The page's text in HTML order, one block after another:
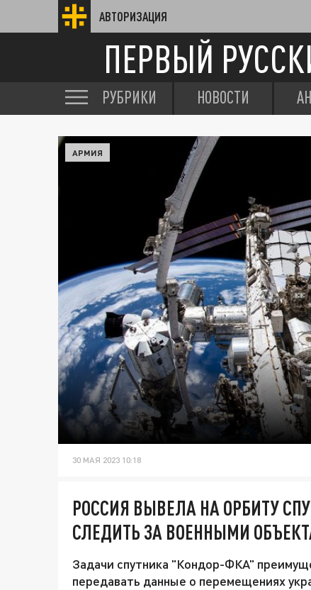
АВТОРИЗАЦИЯ
ПЕРВЫЙ
РУБРИКИ НОВОСТИ
АРМИЯ
30 МАЯ 2023 10:18
РОССИЯ ВЫВЕЛА НА ОРБИТУ
СЛЕДИТЬ ЗА ВОЕННЫМИ
Задачи спутника "Кондор-ФКА"
передавать данные о перемещениях